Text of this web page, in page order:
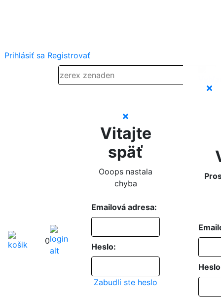
Prihlásiť sa Registrovať
0
Vitajte
späť
Ooops nastala
chyba
Emailová adresa:
Heslo:
Zabudli ste heslo